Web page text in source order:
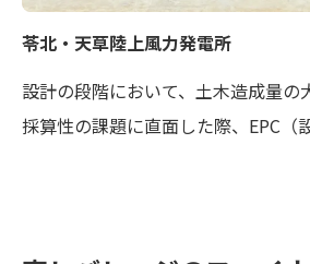
います。
苓北・天草陸上風力発電所
設計の段階において、土木造成量の
採算性の課題に直面した際、EPC（
事業者とも協議しましたが、抜本